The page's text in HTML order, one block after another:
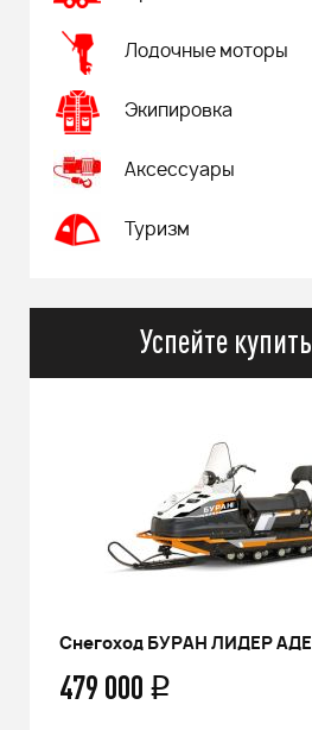
Лодочные моторы
Экипировка
Аксессуары
Туризм
Успейте купить
Снегоход БУРАН ЛИДЕР АДЕ
479 000 q